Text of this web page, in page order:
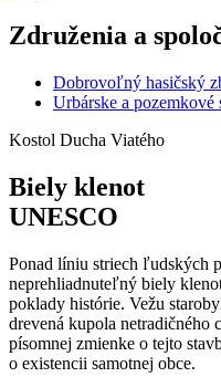
Združenia a
Dobrovoľný hasičský
Urbárske a pozemkové
Kostol Ducha Viatého
Biely klenot
UNESCO
Ponad líniu striech ľudských
neprehliadnuteľný biely
poklady histórie. Vežu
drevená kupola
písomnej zmienke o tejto
o existencii samotnej obce.